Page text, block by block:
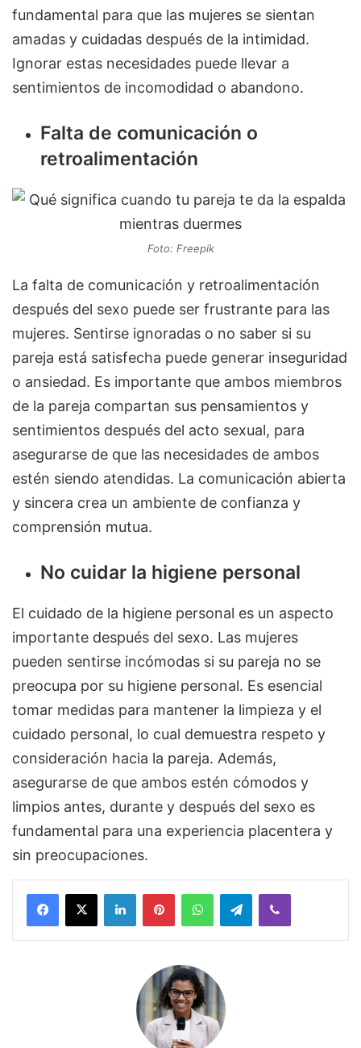
fundamental para que las mujeres se sientan
amadas y cuidadas después de la intimidad.
Ignorar estas necesidades puede llevar a
sentimientos de incomodidad o abandono.
Falta de comunicación o
retroalimentación
Foto: Freepik
La falta de comunicación y retroalimentación
después del sexo puede ser frustrante para las
mujeres. Sentirse ignoradas o no saber si su
pareja está satisfecha puede generar inseguridad
o ansiedad. Es importante que ambos miembros
de la pareja compartan sus pensamientos y
sentimientos después del acto sexual, para
asegurarse de que las necesidades de ambos
estén siendo atendidas. La comunicación abierta
y sincera crea un ambiente de confianza y
comprensión mutua.
No cuidar la higiene personal
El cuidado de la higiene personal es un aspecto
importante después del sexo. Las mujeres
pueden sentirse incómodas si su pareja no se
preocupa por su higiene personal. Es esencial
tomar medidas para mantener la limpieza y el
cuidado personal, lo cual demuestra respeto y
consideración hacia la pareja. Además,
asegurarse de que ambos estén cómodos y
limpios antes, durante y después del sexo es
fundamental para una experiencia placentera y
sin preocupaciones.
Facebook
X LinkedInPinterestWhatsAppTelegramViber